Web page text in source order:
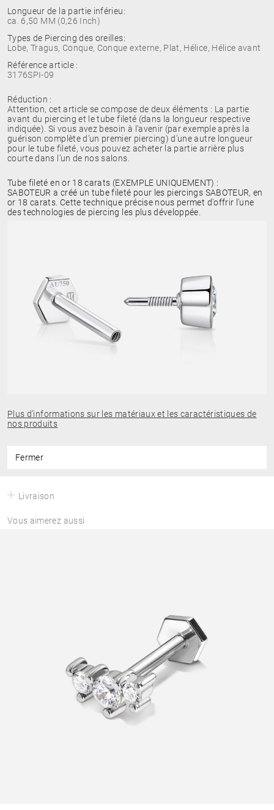
Longueur de la partie inférieu:
ca. 6,50 MM (0,26 Inch)
Types de Piercing des oreilles:
Lobe, Tragus, Conque, Conque externe, Plat, Hélice, Hélice avant
Référence article :
3176SPI-09
Réduction :
Attention, cet article se compose de deux éléments : La partie
avant du piercing et le tube fileté (dans la longueur respective
indiquée). Si vous avez besoin à l’avenir (par exemple après la
guérison complète d’un premier piercing) d’une autre longueur
pour le tube fileté, vous pouvez acheter la partie arrière plus
courte dans l’un de nos salons.
Tube fileté en or 18 carats (EXEMPLE UNIQUEMENT) :
SABOTEUR a créé un tube fileté pour les piercings SABOTEUR, en
or 18 carats. Cette technique précise nous permet d'offrir l'une
des technologies de piercing les plus développée.
Plus d’informations sur les matériaux et les caractéristiques de
nos produits
Fermer
Livraison
Vous aimerez aussi